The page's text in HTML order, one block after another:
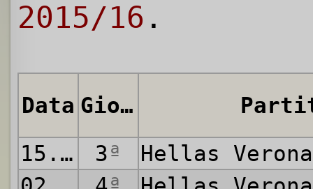
2015/16 .
Data Giornata
15.08.2015
3ª
Hellas